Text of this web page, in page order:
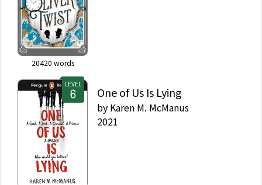
20420 words
LEVEL
One of Us Is Lying
by Karen M. McManus
2021